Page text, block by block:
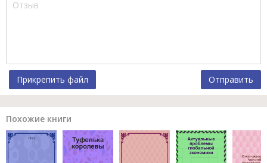
Прикрепить файл Отправить
Похожие книги